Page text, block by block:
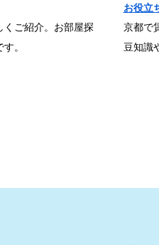
くご紹介。お部屋探
。
お役立
京都で
豆知識